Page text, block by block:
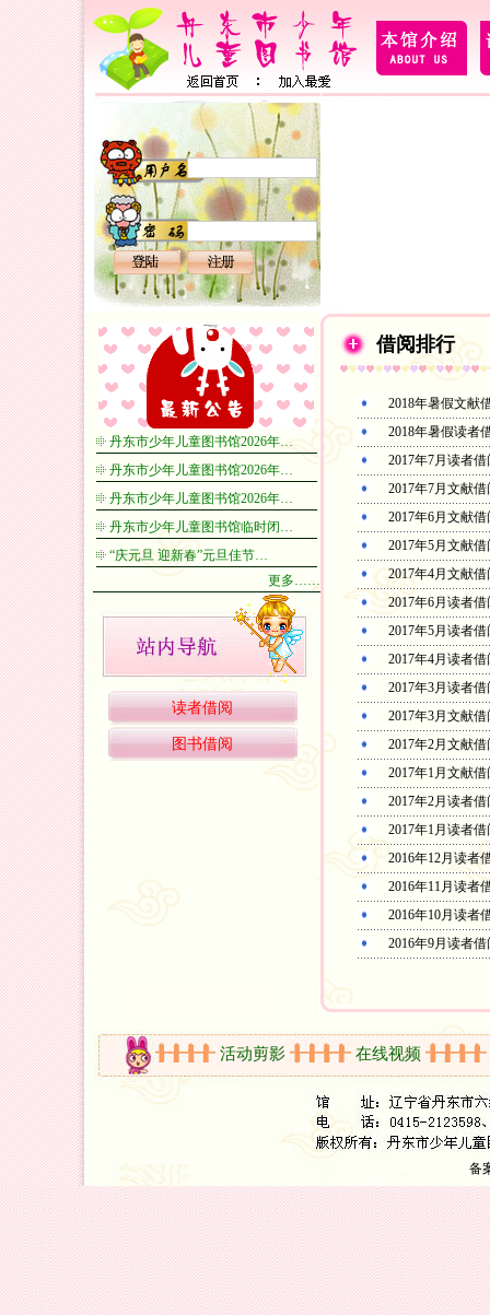
丹东市少年儿童图书馆2026年…
丹东市少年儿童图书馆2026年…
丹东市少年儿童图书馆2026年…
丹东市少年儿童图书馆临时闭…
“庆元旦 迎新春”元旦佳节…
更多……
读者借阅
图书借阅
借阅排行
2018年暑假文献
2018年暑假读者
2017年7月读者
2017年7月文献
2017年6月文献
2017年5月文献
2017年4月文献
2017年6月读者
2017年5月读者
2017年4月读者
2017年3月读者
2017年3月文献
2017年2月文献
2017年1月文献
2017年2月读者
2017年1月读者
2016年12月读者
2016年11月读者
2016年10月读者
2016年9月读者
开放时间 活动剪影 在线视频 新
备